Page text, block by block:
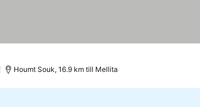
Houmt Souk, 16.9 km till Mellita